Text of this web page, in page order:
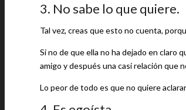
3. No sabe lo que quiere.
Tal vez, creas que esto no cuenta,
Si no de que ella no ha dejado en claro
amigo y después una casi relación que
Lo peor de todo es que no quiere